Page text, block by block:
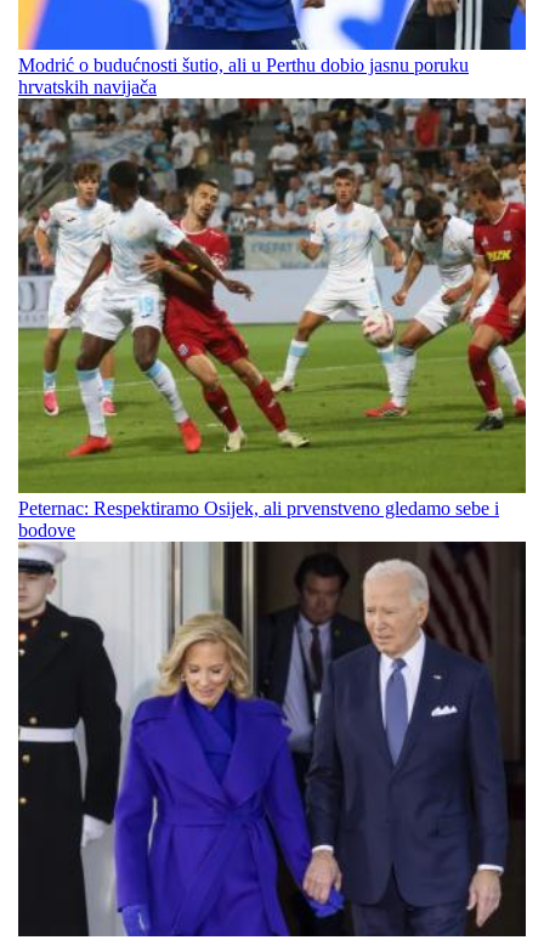
Modrić o budućnosti šutio, ali u Perthu dobio jasnu poruku
hrvatskih navijača
Peternac: Respektiramo Osijek, ali prvenstveno gledamo sebe i
bodove